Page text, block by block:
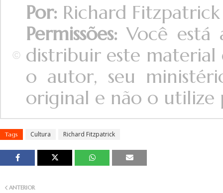
Por: Richard Fitzpatrick
Permissões: Você está
distribuir este
o autor, seu
original e não o utilize
Tags Cultura Richard Fitzpatrick
ANTERIOR